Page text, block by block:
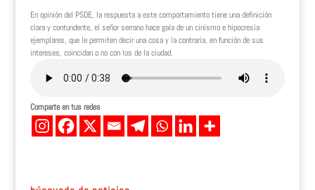
En opinión del PSOE, la respuesta a este comportamiento tiene una definición
clara y contundente, el señor serrano hace gala de un cinismo e hipocresía
ejemplares, que le permiten decir una cosa y la contraria, en función de sus
intereses, coincidan o no con los de la ciudad.
Comparte en tus redes